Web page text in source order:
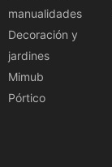
manualidades
Decoración y
jardines
Mimub
Pórtico